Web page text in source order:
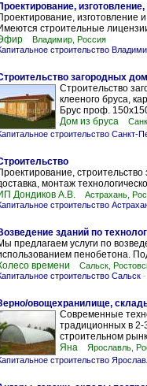
изготовление
строительные
Владимир, Россия
строительство
загородных
Строительство
клееного бруса,
Брус проф.
Дом из бруса
строительство Санкт-
монтаж
Дондиков А.В.
Астрахань,
строительство
зданий по
предлагаем услуги по
пенобетона.
времени
Сальск,
строительство Сальск -
овощехранилище,
Современные
традиционных в
строительном
Яна
Ярославль,
строительство